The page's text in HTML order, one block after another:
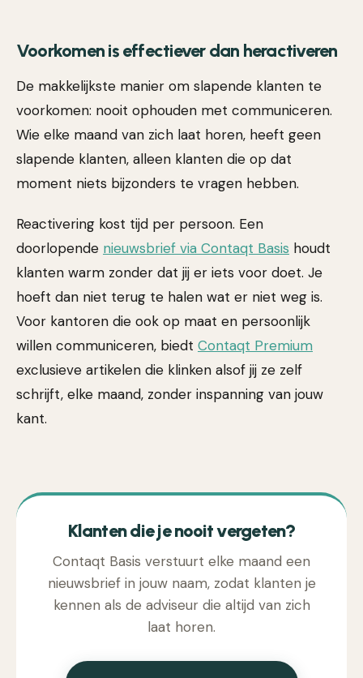
Voorkomen is effectiever dan heractiveren
De makkelijkste manier om slapende klanten te
voorkomen: nooit ophouden met communiceren.
Wie elke maand van zich laat horen, heeft geen
slapende klanten, alleen klanten die op dat
moment niets bijzonders te vragen hebben.
Reactivering kost tijd per persoon. Een
doorlopende nieuwsbrief via Contaqt Basis houdt
klanten warm zonder dat jij er iets voor doet. Je
hoeft dan niet terug te halen wat er niet weg is.
Voor kantoren die ook op maat en persoonlijk
willen communiceren, biedt Contaqt Premium
exclusieve artikelen die klinken alsof jij ze zelf
schrijft, elke maand, zonder inspanning van jouw
kant.
Klanten die je nooit vergeten?
Contaqt Basis verstuurt elke maand een
nieuwsbrief in jouw naam, zodat klanten je
kennen als de adviseur die altijd van zich
laat horen.